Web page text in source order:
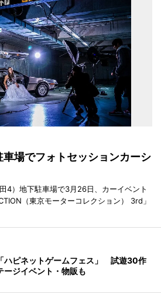
場でフォトセッションカーシ
4）地下駐車場で3月26日、カーイベント
（東京モーターコレクション） 3rd」
ハピネットゲームフェス」 試遊30作
ージイベント・物販も